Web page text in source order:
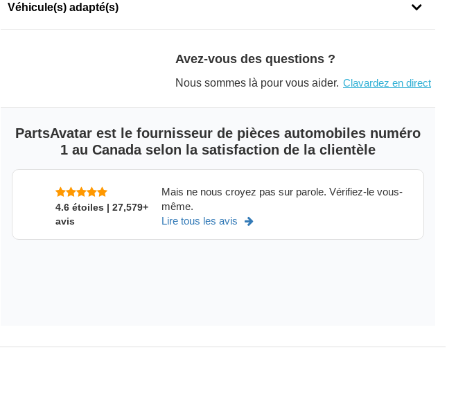
Véhicule(s) adapté(s)
Avez-vous des questions ?
Nous sommes là pour vous aider. Clavardez en direct
PartsAvatar est le fournisseur de pièces automobiles numéro
1 au Canada selon la satisfaction de la clientèle
4.6 étoiles | 27,579+
avis
Mais ne nous croyez pas sur parole. Vérifiez-le vous-
même.
Lire tous les avis